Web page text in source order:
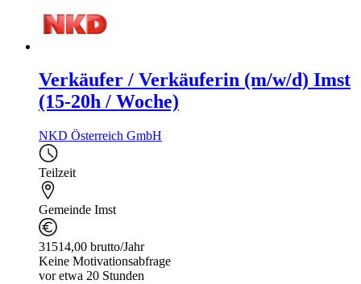
Verkäufer / Verkäuferin (m/w/d) Imst
(15-20h / Woche)
NKD Österreich GmbH
Teilzeit
Gemeinde Imst
31514,00 brutto/Jahr
Keine Motivationsabfrage
vor etwa 20 Stunden